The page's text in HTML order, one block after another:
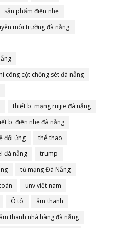
sản phẩm điện nhẹ
môi trường đà nẵng
công cột chống sét đà nẵng
thiết bị mạng ruijie đà nẵng
bị điện nhẹ đà nẵng
đối ứng
thể thao
đà nẵng
trump
tủ mạng Đà Nẵng
unv việt nam
Ô tô
âm thanh
âm thanh nhà hàng đà nẵng